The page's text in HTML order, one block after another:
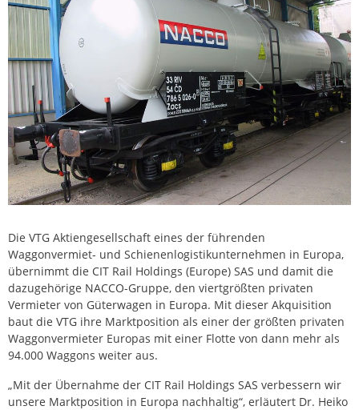
Die VTG Aktiengesellschaft eines der führenden
Waggonvermiet- und Schienenlogistikunternehmen in Europa,
übernimmt die CIT Rail Holdings (Europe) SAS und damit die
dazugehörige NACCO-Gruppe, den viertgrößten privaten
Vermieter von Güterwagen in Europa. Mit dieser Akquisition
baut die VTG ihre Marktposition als einer der größten privaten
Waggonvermieter Europas mit einer Flotte von dann mehr als
94.000 Waggons weiter aus.
„Mit der Übernahme der CIT Rail Holdings SAS verbessern wir
unsere Marktposition in Europa nachhaltig“, erläutert Dr. Heiko